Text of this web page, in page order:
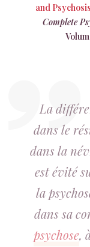
and Psychosis
Complete
La
dans le
dans la
est évité
la
dans sa
psychose,